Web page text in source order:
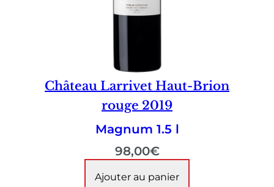
Château Larrivet Haut-Brion
rouge 2019
Magnum 1.5 l
98,00€
Ajouter au panier